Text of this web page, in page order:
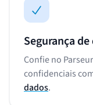
Segurança
Confie no
confidenciais
dados.